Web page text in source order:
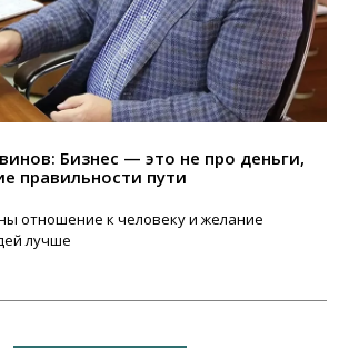
Бизнес — это не про деньги,
правильности пути
отношение к человеку и желание
лучше